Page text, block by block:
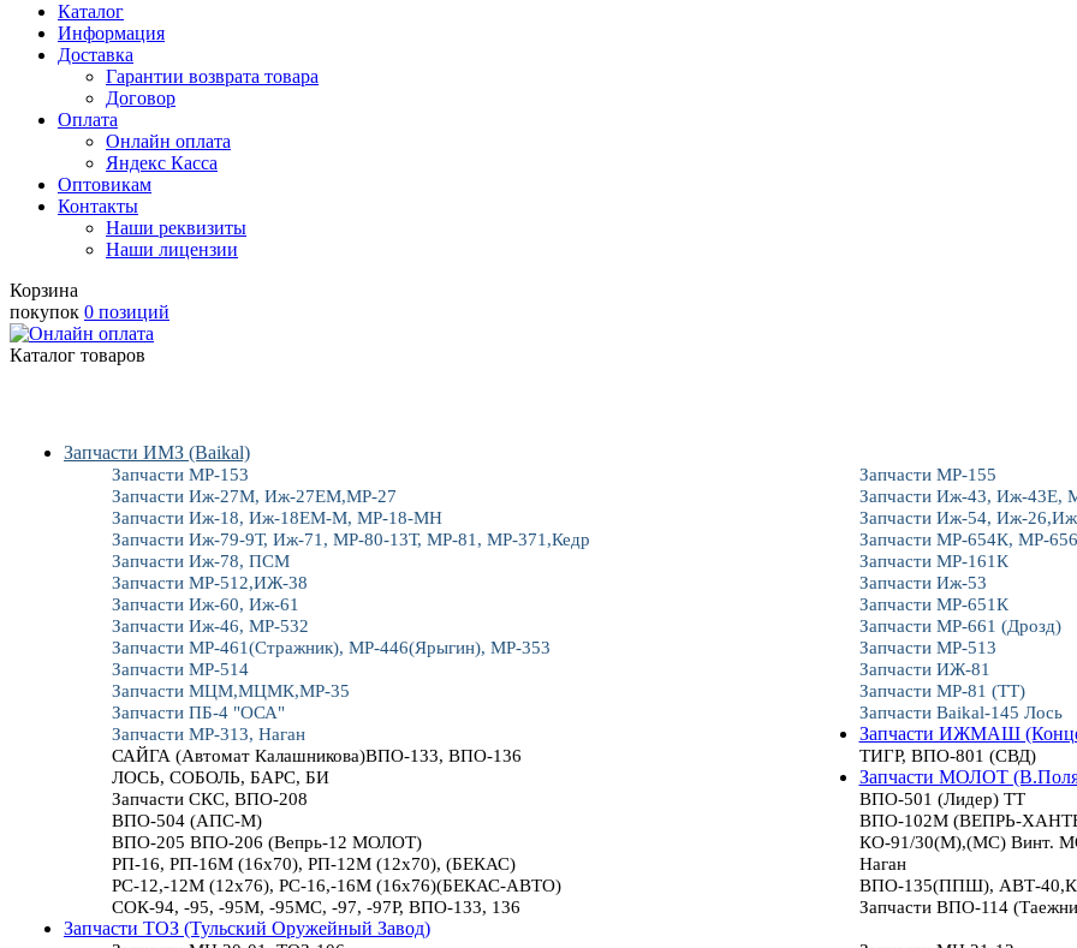
Каталог
Информация
Доставка
Гарантии возврата товара
Договор
Оплата
Онлайн оплата
Яндекс Касса
Оптовикам
Контакты
Наши реквизиты
Наши лицензии
Корзина
покупок 0 позиций
Каталог товаров
Запчасти ИМЗ (Baikal)
Запчасти МР-153
Запчасти МР-155
Запчасти Иж-27М, Иж-27ЕМ,МР-27
Запчасти Иж-43, Иж-43Е,
Запчасти Иж-18, Иж-18ЕМ-М, МР-18-МН
Запчасти Иж-54, Иж-
Запчасти Иж-79-9Т, Иж-71, МР-80-13Т, МР-81, МР-371,Кедр
Запчасти МР-654К, МР-
Запчасти Иж-78, ПСМ
Запчасти МР-161К
Запчасти МР-512,ИЖ-38
Запчасти Иж-53
Запчасти Иж-60, Иж-61
Запчасти МР-651К
Запчасти Иж-46, МР-532
Запчасти МР-661 (Дрозд)
Запчасти МР-461(Стражник), МР-446(Ярыгин), МР-353
Запчасти МР-513
Запчасти МР-514
Запчасти ИЖ-81
Запчасти МЦМ,МЦМК,МР-35
Запчасти МР-81 (ТТ)
Запчасти ПБ-4 "ОСА"
Запчасти Baikal-145 Лось
Запчасти МР-313, Наган
Запчасти ИЖМАШ
САЙГА (Автомат Калашникова)ВПО-133, ВПО-136
ТИГР, ВПО-801 (СВД)
ЛОСЬ, СОБОЛЬ, БАРС, БИ
Запчасти МОЛОТ
Запчасти СКС, ВПО-208
ВПО-501 (Лидер) ТТ
ВПО-504 (АПС-М)
ВПО-102М (ВЕПРЬ-
ВПО-205 ВПО-206 (Вепрь-12 МОЛОТ)
КО-91/30(М),(МС) Винт.
РП-16, РП-16М (16х70), РП-12М (12х70), (БЕКАС)
Наган
РС-12,-12М (12х76), РС-16,-16М (16х76)(БЕКАС-АВТО)
ВПО-135(ППШ), АВТ-
СОК-94, -95, -95М, -95МС, -97, -97Р, ВПО-133, 136
Запчасти ВПО-114
Запчасти ТОЗ (Тульский Оружейный Завод)